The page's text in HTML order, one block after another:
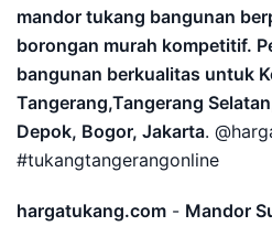
mandor tukang bangunan
borongan murah kompetitif.
bangunan berkualitas untuk
Tangerang,Tangerang
Depok, Bogor, Jakarta.
#tukangtangerangonline
hargatukang.com - Mandor